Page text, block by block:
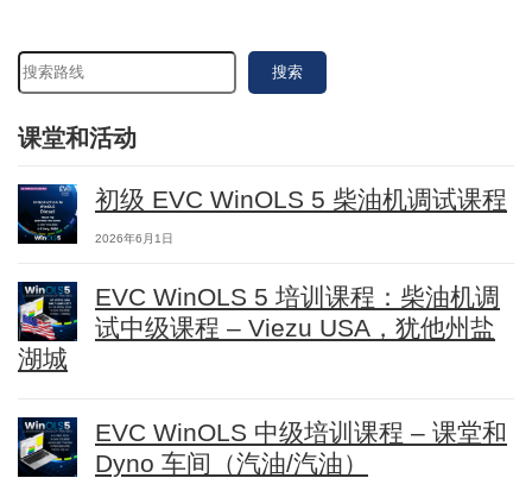
搜索
课堂和活动
初级 EVC WinOLS 5 柴油机调试课程
2026年6月1日
EVC WinOLS 5 培训课程：柴油机调
试中级课程 – Viezu USA，犹他州盐
湖城
EVC WinOLS 中级培训课程 – 课堂和
Dyno 车间（汽油/汽油）